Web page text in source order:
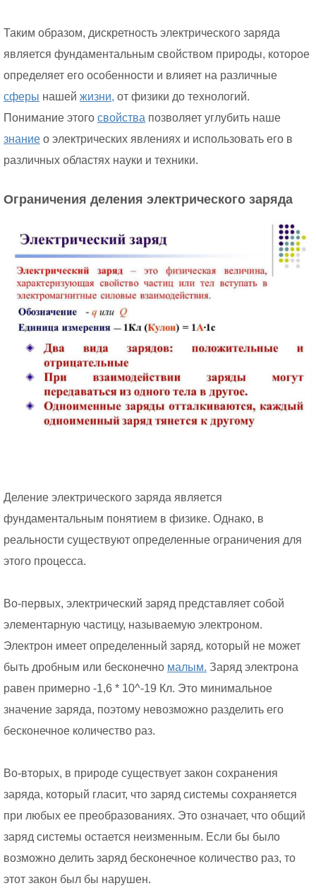
Таким образом, дискретность электрического заряда
является фундаментальным свойством природы, которое
определяет его особенности и влияет на различные
сферы нашей жизни, от физики до технологий.
Понимание этого свойства позволяет углубить наше
знание о электрических явлениях и использовать его в
различных областях науки и техники.
Ограничения деления электрического заряда
Деление электрического заряда является
фундаментальным понятием в физике. Однако, в
реальности существуют определенные ограничения для
этого процесса.
Во-первых, электрический заряд представляет собой
элементарную частицу, называемую электроном.
Электрон имеет определенный заряд, который не может
быть дробным или бесконечно малым. Заряд электрона
равен примерно -1,6 * 10^-19 Кл. Это минимальное
значение заряда, поэтому невозможно разделить его
бесконечное количество раз.
Во-вторых, в природе существует закон сохранения
заряда, который гласит, что заряд системы сохраняется
при любых ее преобразованиях. Это означает, что общий
заряд системы остается неизменным. Если бы было
возможно делить заряд бесконечное количество раз, то
этот закон был бы нарушен.